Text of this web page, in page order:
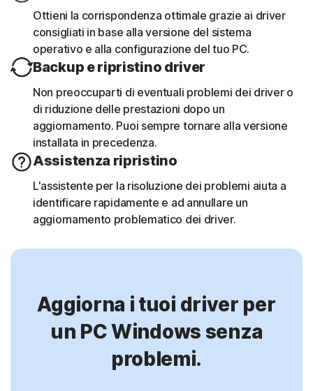
Ottieni la corrispondenza ottimale grazie ai driver
consigliati in base alla versione del sistema
operativo e alla configurazione del tuo PC.
Backup e ripristino driver
Non preoccuparti di eventuali problemi dei driver o
di riduzione delle prestazioni dopo un
aggiornamento. Puoi sempre tornare alla versione
installata in precedenza.
Assistenza ripristino
L'assistente per la risoluzione dei problemi aiuta a
identificare rapidamente e ad annullare un
aggiornamento problematico dei driver.
Aggiorna i tuoi driver per
un PC Windows senza
problemi.